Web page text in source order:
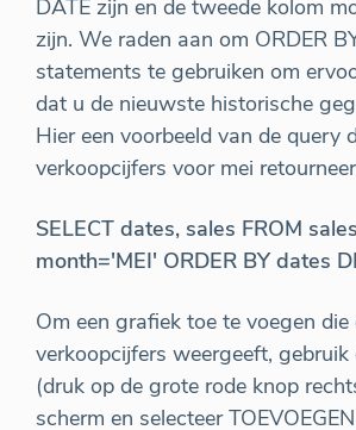
DATE zijn en de tweede kolom
zijn. We raden aan om ORDER
statements te gebruiken om
dat u de nieuwste historische
Hier een voorbeeld van de query
verkoopcijfers voor mei
SELECT dates, sales FROM
month='MEI' ORDER BY dates
Om een grafiek toe te voegen die
verkoopcijfers weergeeft,
(druk op de grote rode knop
scherm en selecteer